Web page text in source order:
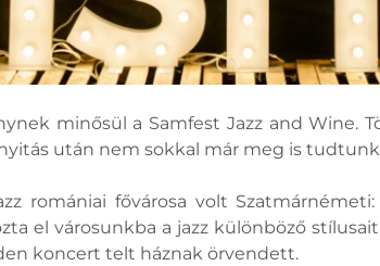
minősül a Samfest Jazz and Wine.
után nem sokkal már meg is
romániai fővárosa volt
el városunkba a jazz különböző
koncert telt háznak örvendett.